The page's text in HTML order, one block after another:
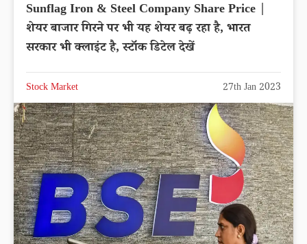
Sunflag Iron & Steel Company Share Price |
शेयर बाजार गिरने पर भी यह शेयर बढ़ रहा है, भारत
सरकार भी क्लाइंट है, स्टॉक डिटेल देखें
Stock Market 27th Jan 2023